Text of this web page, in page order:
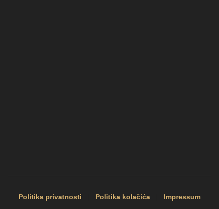
Politika privatnosti Politika kolačića Impressum